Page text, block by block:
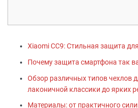
Xiaomi CC9: Стильная защита
Почему защита смартфона так
Обзор различных типов чехлов
лаконичной классики до ярких
Материалы: от практичного